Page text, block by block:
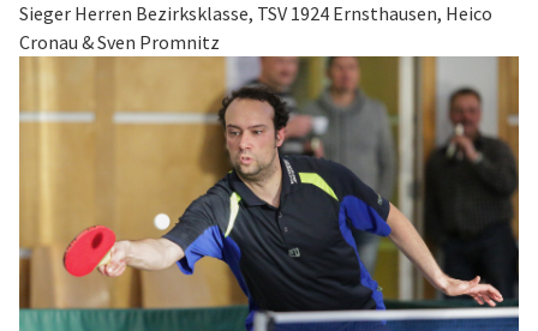
Sieger Herren Bezirksklasse, TSV 1924 Ernsthausen, Heico
Cronau & Sven Promnitz